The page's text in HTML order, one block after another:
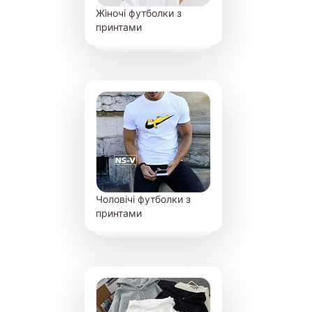
Жіночі футболки з
принтами
Чоловічі футболки з
принтами